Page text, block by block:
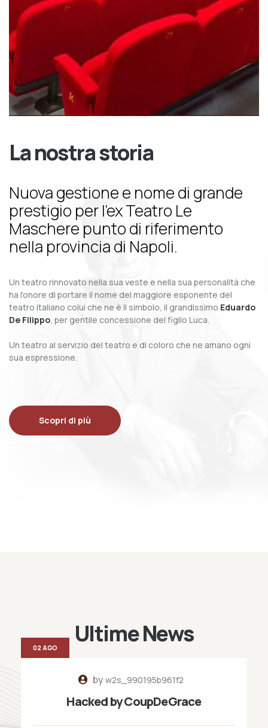
La nostra storia
Nuova gestione e nome di grande
prestigio per l’ex Teatro Le
Maschere punto di riferimento
nella provincia di Napoli.
Un teatro rinnovato nella sua veste e nella sua personalità che
ha l’onore di portare il nome del maggiore esponente del
teatro italiano colui che ne è il simbolo, il grandissimo Eduardo
De Filippo, per gentile concessione del figlio Luca.
Un teatro al servizio del teatro e di coloro che ne amano ogni
sua espressione.
Scopri di più
Ultime News
byw2s_990195b961f2
Hacked by CoupDeGrace
02 AGO